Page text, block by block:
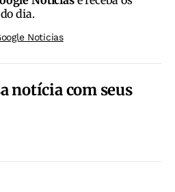
dia.
Noticias
notícia com seus